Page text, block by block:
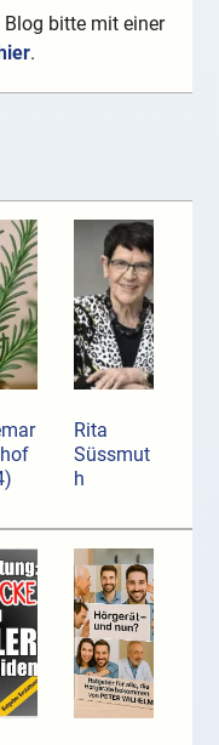
Blog bitte mit einer
.
Rita
Süssmut
h